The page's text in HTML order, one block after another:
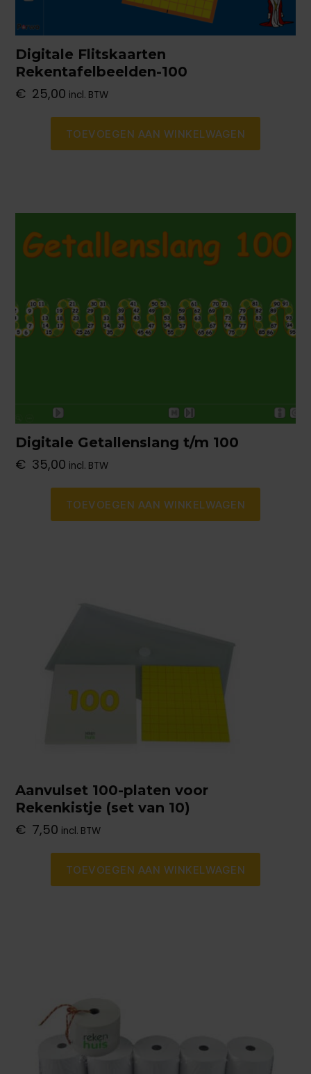
Digitale Flitskaarten
Rekentafelbeelden-100
€ 25,00 incl. BTW
TOEVOEGEN AAN WINKELWAGEN
Digitale Getallenslang t/m 100
€ 35,00 incl. BTW
TOEVOEGEN AAN WINKELWAGEN
Aanvulset 100-platen voor
Rekenkistje (set van 10)
€ 7,50 incl. BTW
TOEVOEGEN AAN WINKELWAGEN